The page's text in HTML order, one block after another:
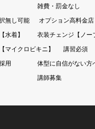
雑費・罰金なし
無し可能
オプション高料金店
水着】
衣装チェンジ【ノー
マイクロビキニ】
講習必須
用
体型に自信がない方
講師募集